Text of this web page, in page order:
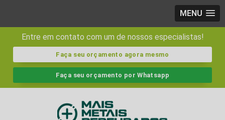
MENU
Entre em contato com um de nossos especialistas!
Faça seu orçamento agora mesmo
Faça seu orçamento por Whatsapp